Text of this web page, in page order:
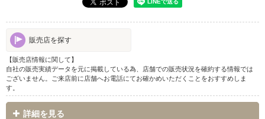
販売店を探す
【販売店情報に関して】
自社の販売実績データを元に掲載している為、店舗での販売状況を確約する情報では
ございません。ご来店前に店舗へお電話にてお確かめいただくことをおすすめしま
す。
詳細を見る